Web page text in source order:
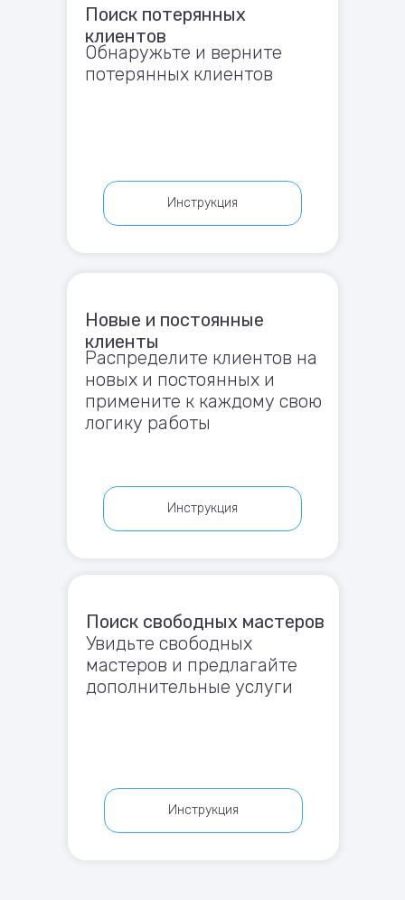
Обнаружьте и верните
потерянных клиентов
Поиск потерянных
клиентов
Инструкция
Распределите клиентов на
новых и постоянных и
примените к каждому свою
логику работы
Новые и постоянные
клиенты
Инструкция
Увидьте свободных
мастеров и предлагайте
дополнительные услуги
Поиск свободных мастеров
Инструкция